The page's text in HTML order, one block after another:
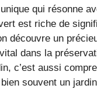
qui résonne
est riche de
découvre un
dans la
c’est aussi
souvent un